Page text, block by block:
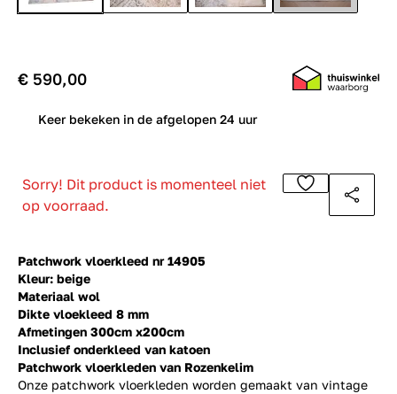
Patchwork vloerkleed nr 14905
Kleur: beige
Materiaal wol
Dikte vloekleed 8 mm
Afmetingen 300cm x200cm
Inclusief onderkleed van katoen
Patchwork vloerkleden van Rozenkelim
Onze patchwork vloerkleden worden gemaakt van vintage
€ 590,00
Keer bekeken in de afgelopen 24 uur
Sorry! Dit product is momenteel niet
op voorraad.